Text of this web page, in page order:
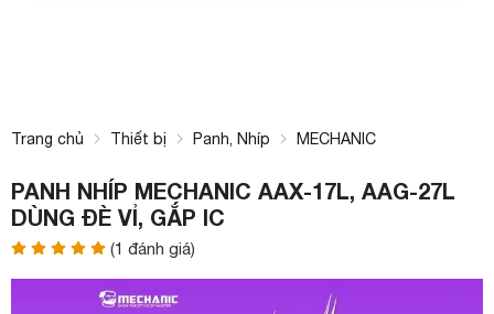
Trang chủ Thiết bị Panh, Nhíp MECHANIC
PANH NHÍP MECHANIC AAX-17L, AAG-27L
DÙNG ĐÈ VỈ, GẮP IC
(1 đánh giá)